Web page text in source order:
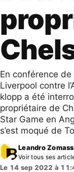
En conférence
Liverpool contre
klopp a été
propriétaire de
Star Game en
s’est moqué de
Leandro
Voir tous ses
Le 14 sep 2022 à